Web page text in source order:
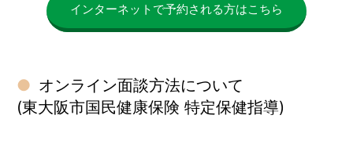
インターネットで予約される方はこちら
オンライン面談方法について
(東大阪市国民健康保険 特定保健指導)